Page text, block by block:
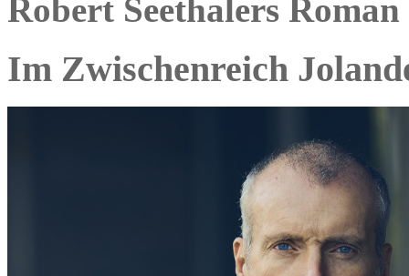
Robert Seethalers
Im Zwischenreich